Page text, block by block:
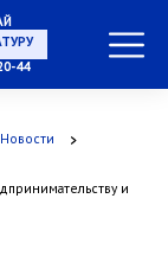
44
Новости
и